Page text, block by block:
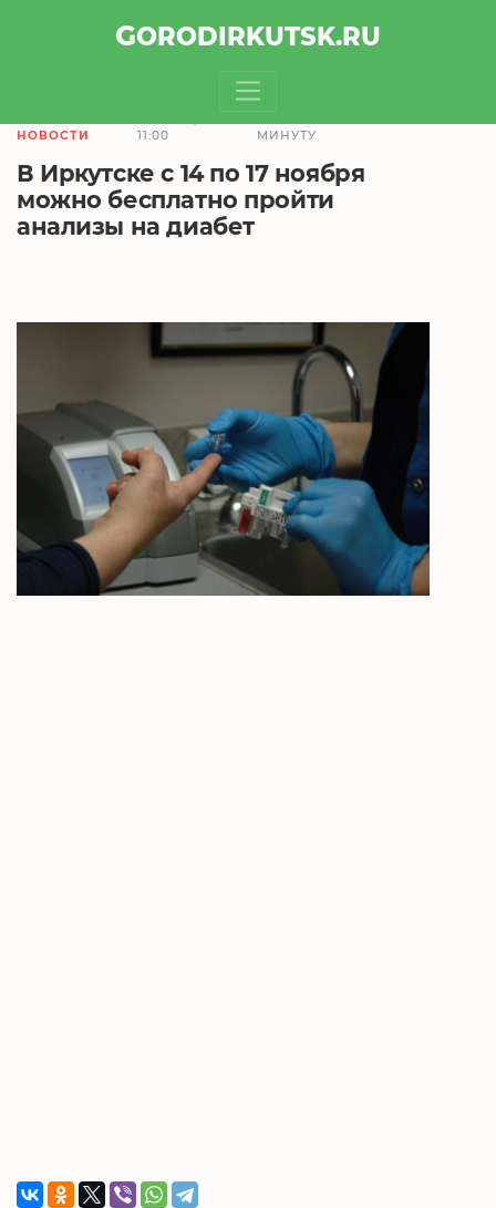
GORODIRKUTSK.RU
НОВОСТИ
11:00
МИНУТУ
В Иркутске с 14 по 17 ноября
можно бесплатно пройти
анализы на диабет